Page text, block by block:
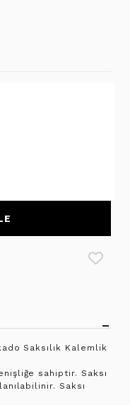
Saksılık Kalemlik
sahiptir. Saksı
Saksı